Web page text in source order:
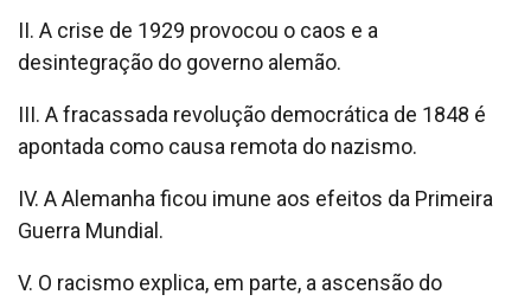
II. A crise de 1929 provocou o caos e a
desintegração do governo alemão.
III. A fracassada revolução democrática de 1848 é
apontada como causa remota do nazismo.
IV. A Alemanha ficou imune aos efeitos da Primeira
Guerra Mundial.
V. O racismo explica, em parte, a ascensão do